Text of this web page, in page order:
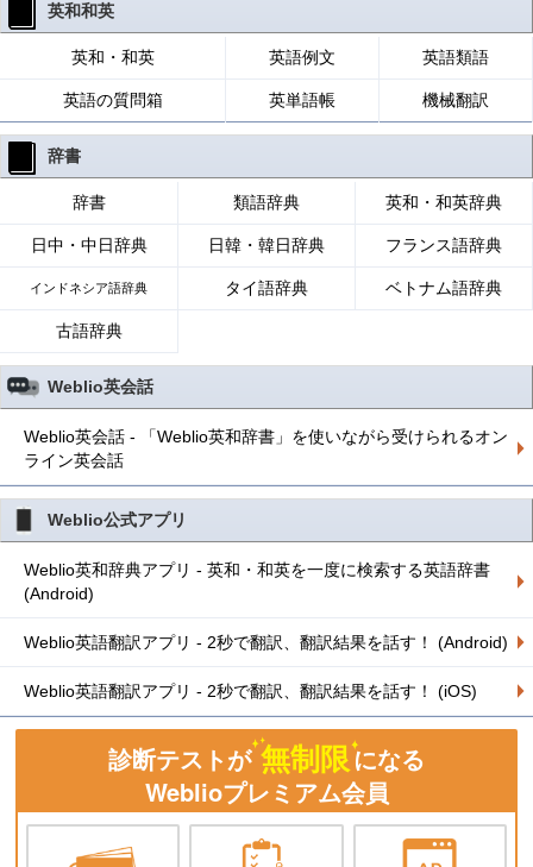
英和和英
英和・和英 英語例文 英語類語
英語の質問箱 英単語帳 機械翻訳
辞書
辞書 類語辞典 英和・和英辞典
日中・中日辞典 日韓・韓日辞典 フランス語辞典
インドネシア語辞典 タイ語辞典 ベトナム語辞典
古語辞典
Weblio英会話
Weblio英会話 - 「Weblio英和辞書」を使いながら受けられるオン
ライン英会話
Weblio公式アプリ
Weblio英和辞典アプリ - 英和・和英を一度に検索する英語辞書
(Android)
Weblio英語翻訳アプリ - 2秒で翻訳、翻訳結果を話す！ (Android)
Weblio英語翻訳アプリ - 2秒で翻訳、翻訳結果を話す！ (iOS)
診断テストが 無制限になる
Weblioプレミアム会員